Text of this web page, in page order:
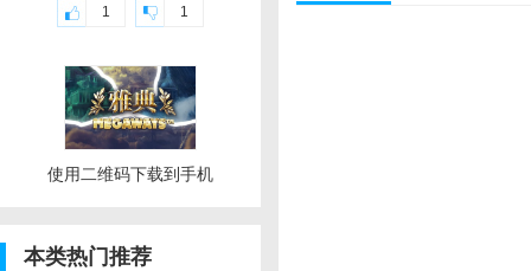
1 1
使用二维码下载到手机
本类热门推荐